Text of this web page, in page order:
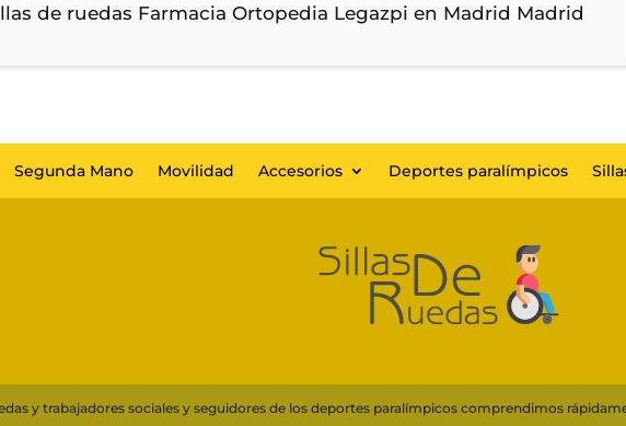
de ruedas Farmacia Ortopedia Legazpi en Madrid Madrid
Segunda Mano Movilidad Accesorios Deportes paralímpicos
y trabajadores sociales y seguidores de los deportes paralímpicos comprendimos